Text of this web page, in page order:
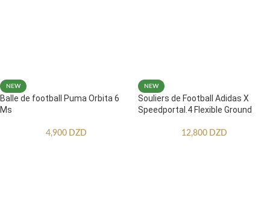
NEW
Balle de football Puma Orbita 6
Ms
4,900 DZD
NEW
Souliers de Football Adidas X
Speedportal.4 Flexible Ground
12,800 DZD